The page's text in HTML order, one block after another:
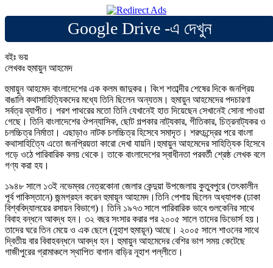
Google Drive -এ দেখুন
বইঃ ভয়
লেখকঃ হুমায়ুন আহমেদ
হুমায়ুন আহমেদ বাংলাদেশের এক কলম জাদুকর। বিংশ শতাব্দীর শেষের দিকে জনপ্রিয়
বাঙালি কথাসাহিত্যিকদের মধ্যে তিনি ছিলেন অন্যতম। হুমায়ুন আহমেদের পদচারণা
সর্বত্র ব্যাপীত। পরশ পাথরের মতো তিনি যেখানেই হাত দিয়েছেন সেখানেই সোনা পাওয়া
গেছে। তিনি বাংলাদেশের ঔপন্যাসিক, ছোট গল্পকার নাট্যকার, গীতিকার, চিত্রনাট্যকর ও
চলচ্চিত্র নির্মাতা। এছাড়াও নাটক চলচ্চিত্র হিসেবে সমাদৃত। শরৎচন্দ্রের পরে বাংলা
কথাসাহিত্যিে এতো জনপ্রিয়তা কারো দেখা যায়নি।হুমায়ুন আহমেদের সাহিত্যিক হিসেবে
গড়ে ওঠে পারিবারিক বলয় থেকে। তাকে বাংলাদেশের স্বাধীনতা পরবর্তী শ্রেষ্ঠ লেখক বলে
গণ্য করা হয।
১৯৪৮ সালে ১৩ই নভেম্বর নেত্রকোনা জেলার কেন্দুয়া উপজেলায় কুতুবপুরে (তৎকালীন
পূর্ব পাকিস্তানে) জন্মগ্রহন করেন হুমায়ূন আহমেদ।তিনি পেশায় ছিলেন অধ্যাপক (ঢাকা
বিশ্ববিদ্যালয়ের রসায়ন বিভাগে)। তিনি ১৯৭৩ সালে পারিবারিক ভাবে গুলকেনির সাথে
বিবাহ বন্ধনে আবদ্ধ হন। ৩২ বছর সংসার করার পর ২০০৫ সালে তাদের ডিভোর্স হয়।
তাদের ঘরে তিন মেয়ে ও এক ছেলে (নুহাশ হুমায়ূন) আছে। ২০০৫ সালে শাওনের সাথে
দ্বিতীয় বার বিবাহবন্ধনে আবদ্ধ হন। হুমায়ুন আহমেদের বেশির ভাগ সময় কেটেছে
গাজীপুরের গ্রামাঞ্চলে স্থাপিত বাগান বাড়ির নূহাশ পল্লীতে।